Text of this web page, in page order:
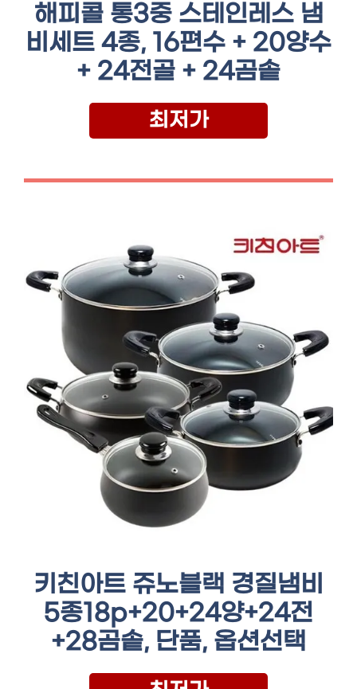
해피콜 통3중 스테인레스 냄
비세트 4종, 16편수 + 20양수
+ 24전골 + 24곰솥
최저가
키친아트 쥬노블랙 경질냄비
5종18p+20+24양+24전
+28곰솥, 단품, 옵션선택